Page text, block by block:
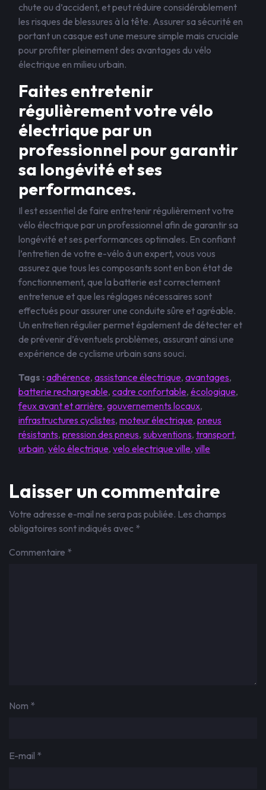
chute ou d’accident, et peut réduire considérablement
les risques de blessures à la tête. Assurer sa sécurité en
portant un casque est une mesure simple mais cruciale
pour profiter pleinement des avantages du vélo
électrique en milieu urbain.
Faites entretenir
régulièrement votre vélo
électrique par un
professionnel pour garantir
sa longévité et ses
performances.
Il est essentiel de faire entretenir régulièrement votre
vélo électrique par un professionnel afin de garantir sa
longévité et ses performances optimales. En confiant
l’entretien de votre e-vélo à un expert, vous vous
assurez que tous les composants sont en bon état de
fonctionnement, que la batterie est correctement
entretenue et que les réglages nécessaires sont
effectués pour assurer une conduite sûre et agréable.
Un entretien régulier permet également de détecter et
de prévenir d’éventuels problèmes, assurant ainsi une
expérience de cyclisme urbain sans souci.
Tags :adhérence, assistance électrique, avantages,
batterie rechargeable, cadre confortable, écologique,
feux avant et arrière, gouvernements locaux,
infrastructures cyclistes, moteur électrique, pneus
résistants, pression des pneus, subventions, transport,
urbain, vélo électrique, velo electrique ville, ville
Laisser un commentaire
Votre adresse e-mail ne sera pas publiée. Les champs
obligatoires sont indiqués avec *
Commentaire *
Nom *
E-mail *